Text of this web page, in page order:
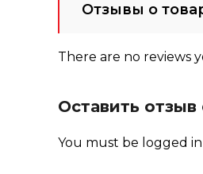
Отзывы о
There are no reviews
Оставить отзыв
You must be logged in